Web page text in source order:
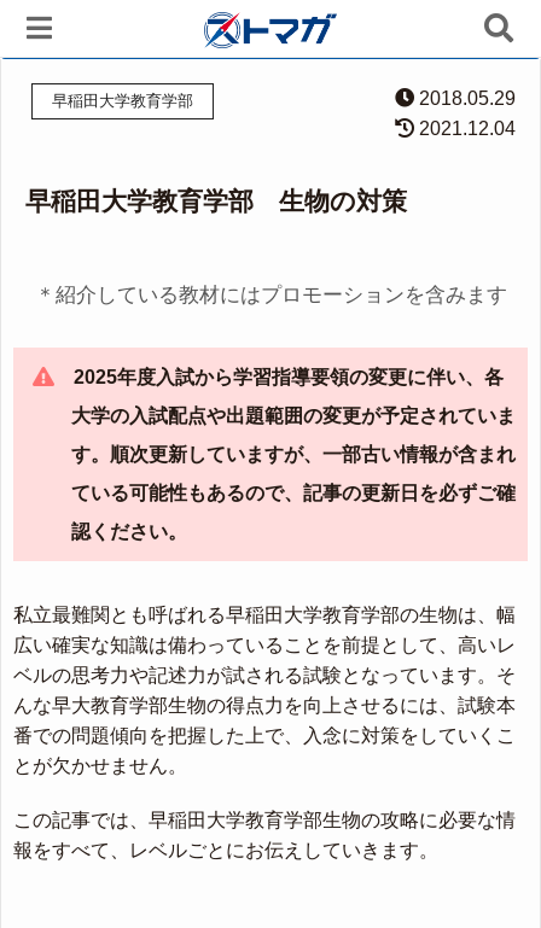
早稲田大学教育学部
2018.05.29
2021.12.04
早稲田大学教育学部 生物の対策
＊紹介している教材にはプロモーションを含みます
2025年度入試から学習指導要領の変更に伴い、各
大学の入試配点や出題範囲の変更が予定されていま
す。順次更新していますが、一部古い情報が含まれ
ている可能性もあるので、記事の更新日を必ずご確
認ください。
私立最難関とも呼ばれる早稲田大学教育学部の生物は、幅
広い確実な知識は備わっていることを前提として、高いレ
ベルの思考力や記述力が試される試験となっています。そ
んな早大教育学部生物の得点力を向上させるには、試験本
番での問題傾向を把握した上で、入念に対策をしていくこ
とが欠かせません。
この記事では、早稲田大学教育学部生物の攻略に必要な情
報をすべて、レベルごとにお伝えしていきます。